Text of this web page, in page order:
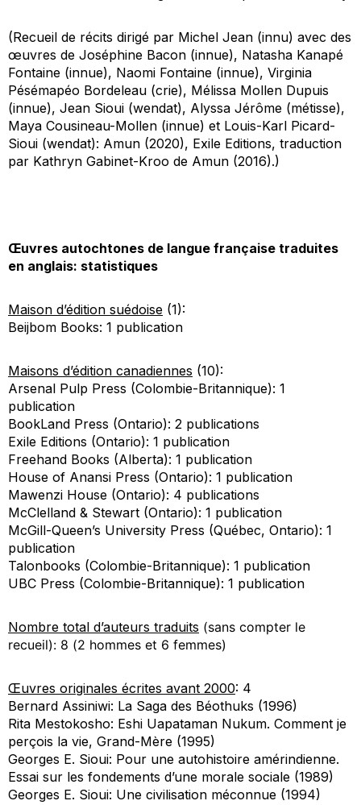
(Recueil de récits dirigé par Michel Jean (innu) avec des
œuvres de Joséphine Bacon (innue), Natasha Kanapé
Fontaine (innue), Naomi Fontaine (innue), Virginia
Pésémapéo Bordeleau (crie), Mélissa Mollen Dupuis
(innue), Jean Sioui (wendat), Alyssa Jérôme (métisse),
Maya Cousineau-Mollen (innue) et Louis-Karl Picard-
Sioui (wendat): Amun (2020), Exile Editions, traduction
par Kathryn Gabinet-Kroo de Amun (2016).)
Œuvres autochtones de langue française traduites
en anglais: statistiques
Maison d’édition suédoise (1):
Beijbom Books: 1 publication
Maisons d’édition canadiennes (10):
Arsenal Pulp Press (Colombie-Britannique): 1
publication
BookLand Press (Ontario): 2 publications
Exile Editions (Ontario): 1 publication
Freehand Books (Alberta): 1 publication
House of Anansi Press (Ontario): 1 publication
Mawenzi House (Ontario): 4 publications
McClelland & Stewart (Ontario): 1 publication
McGill-Queen’s University Press (Québec, Ontario): 1
publication
Talonbooks (Colombie-Britannique): 1 publication
UBC Press (Colombie-Britannique): 1 publication
Nombre total d’auteurs traduits (sans compter le
recueil): 8 (2 hommes et 6 femmes)
Œuvres originales écrites avant 2000: 4
Bernard Assiniwi: La Saga des Béothuks (1996)
Rita Mestokosho: Eshi Uapataman Nukum. Comment je
perçois la vie, Grand-Mère (1995)
Georges E. Sioui: Pour une autohistoire amérindienne.
Essai sur les fondements d’une morale sociale (1989)
Georges E. Sioui: Une civilisation méconnue (1994)